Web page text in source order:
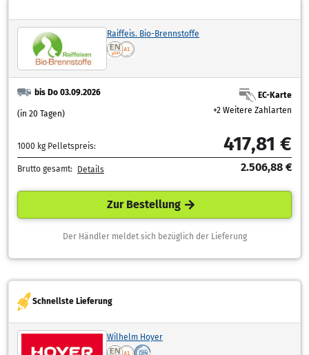
Raiffeis. Bio-Brennstoffe
bis Do 03.09.2026
(in 20 Tagen)
EC-Karte
+2 Weitere Zahlarten
1000 kg Pelletspreis: 417,81 €
Brutto gesamt: Details 2.506,88 €
Zur Bestellung
Der Händler meldet sich bezüglich der Lieferung
Schnellste Lieferung
Wilhelm Hoyer